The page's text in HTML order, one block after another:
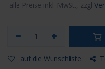
alle Preise inkl. MwSt., zzgl
auf die Wunschliste